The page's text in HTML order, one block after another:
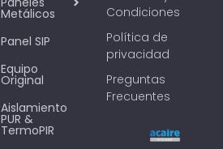
Metálicos
Panel SIP
Equipo
Original
Aislamiento
PUR &
TermoPIR
Condiciones
Política de
privacidad
Preguntas
Frecuentes